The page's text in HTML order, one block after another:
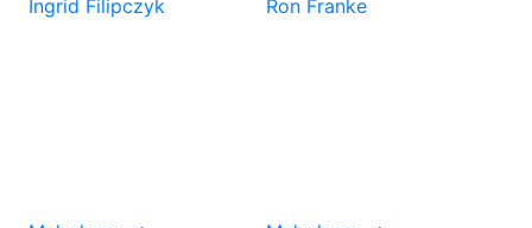
Ingrid Filipczyk Ron Franke